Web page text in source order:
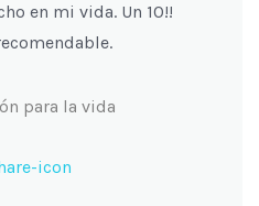
en mi vida. Un 10!!
para la vida